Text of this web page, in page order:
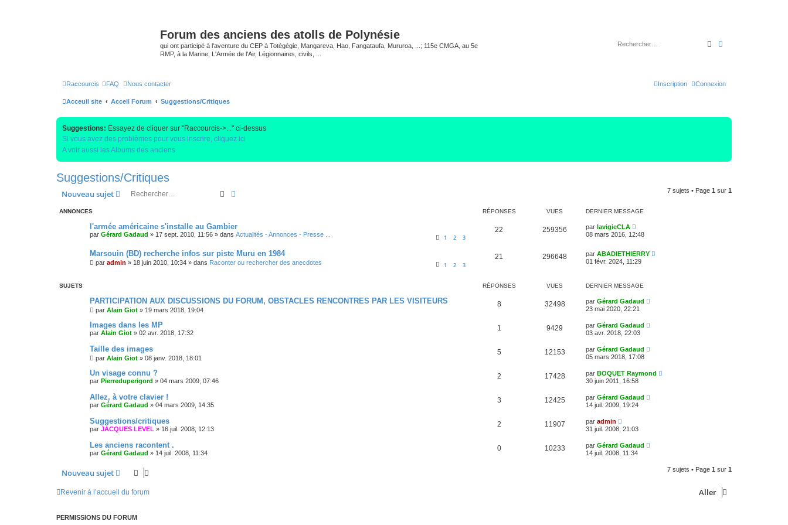
Forum des anciens des atolls de Polynésie
qui ont participé à l'aventure du CEP à Totégégie, Mangareva, Hao, Fangataufa, Mururoa, ...; 115e CMGA, au 5e
RMP, à la Marine, L'Armée de l'Air, Légionnaires, civils, ...
Rechercher
Raccourcis FAQ Nous contacter Connexion
Inscription
Acceuil site Acceil Forum Suggestions/Critiques
Suggestions: Essayez de cliquer sur "Raccourcis->..." ci-dessus
Si vous avez des problèmes pour vous inscrire, cliquez ici
A voir aussi les Albums des anciens
Suggestions/Critiques
Nouveau sujet Rechercher 7 sujets • Page 1 sur 1
ANNONCES RÉPONSES VUES DERNIER MESSAGE
l'armée américaine s'installe au Gambier
par Gérard Gadaud » 17 sept. 2010, 11:56 » dans Actualités - Annonces - Presse ... 1 2 3
22 259356 par lavigieCLA
08 mars 2016, 12:48
Marsouin (BD) recherche infos sur piste Muru en 1984
par admin » 18 juin 2010, 10:34 » dans Raconter ou rechercher des anecdotes 1 2 3
21 296648 par ABADIETHIERRY
01 févr. 2024, 11:29
SUJETS RÉPONSES VUES DERNIER MESSAGE
PARTICIPATION AUX DISCUSSIONS DU FORUM, OBSTACLES RENCONTRES PAR LES VISITEURS
par Alain Giot » 19 mars 2018, 19:04
8 32498 par Gérard Gadaud
23 mai 2020, 22:21
Images dans les MP
par Alain Giot » 02 avr. 2018, 17:32
1 9429 par Gérard Gadaud
03 avr. 2018, 22:03
Taille des images
par Alain Giot » 08 janv. 2018, 18:01
5 12153 par Gérard Gadaud
05 mars 2018, 17:08
Un visage connu ?
par Pierreduperigord » 04 mars 2009, 07:46
2 17428 par BOQUET Raymond
30 juin 2011, 16:58
Allez, à votre clavier !
par Gérard Gadaud » 04 mars 2009, 14:35
3 12425 par Gérard Gadaud
14 juil. 2009, 19:24
Suggestions/critiques
par JACQUES LEVEL » 16 juil. 2008, 12:13
2 11907 par admin
31 juil. 2008, 21:03
Les anciens racontent .
par Gérard Gadaud » 14 juil. 2008, 11:34
0 10233 par Gérard Gadaud
14 juil. 2008, 11:34
Nouveau sujet 7 sujets • Page 1 sur 1
Revenir à l’accueil du forum Aller
PERMISSIONS DU FORUM